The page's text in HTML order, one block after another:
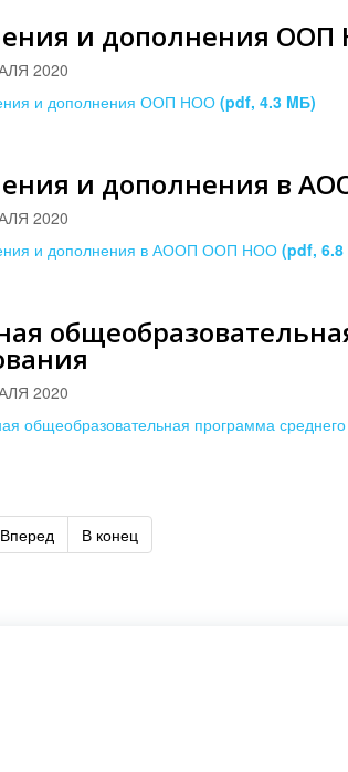
и дополнения ООП
2020
и дополнения ООП НОО (pdf, 4.3 MБ)
и дополнения в
2020
и дополнения в АООП ООП НОО (pdf, 6.8
2020
общеобразовательная программа
Вперед В конец